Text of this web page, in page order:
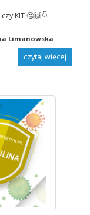
KIT 🤔🙌👇
Limanowska
czytaj więcej